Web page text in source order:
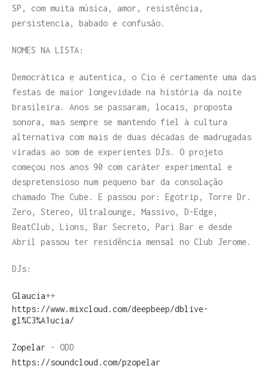
SP, com muita música, amor, resistência,
persistencia, babado e confusão.
NOMES NA LISTA:
Democrática e autentica, o Cio é certamente uma das
festas de maior longevidade na história da noite
brasileira. Anos se passaram, locais, proposta
sonora, mas sempre se mantendo fiel à cultura
alternativa com mais de duas décadas de madrugadas
viradas ao som de experientes DJs. O projeto
começou nos anos 90 com caráter experimental e
despretensioso num pequeno bar da consolação
chamado The Cube. E passou por: Egotrip, Torre Dr.
Zero, Stereo, Ultralounge, Massivo, D-Edge,
BeatClub, Lions, Bar Secreto, Pari Bar e desde
Abril passou ter residência mensal no Club Jerome.
DJs:
Glaucia++
https://www.mixcloud.com/deepbeep/dblive-
gl%C3%A1ucia/
Zopelar - ODD
https://soundcloud.com/pzopelar